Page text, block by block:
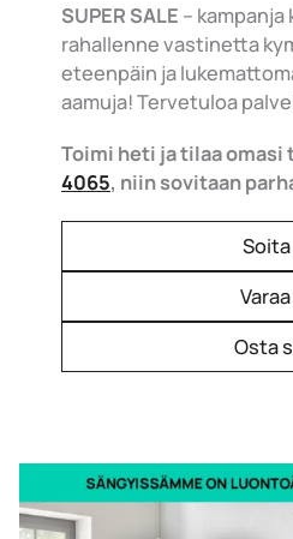
SUPER SALE –
rahallenne vastinetta
eteenpäin ja
aamuja! Tervetuloa
Toimi heti ja tilaa omasi
4065, niin sovitaan
Osta